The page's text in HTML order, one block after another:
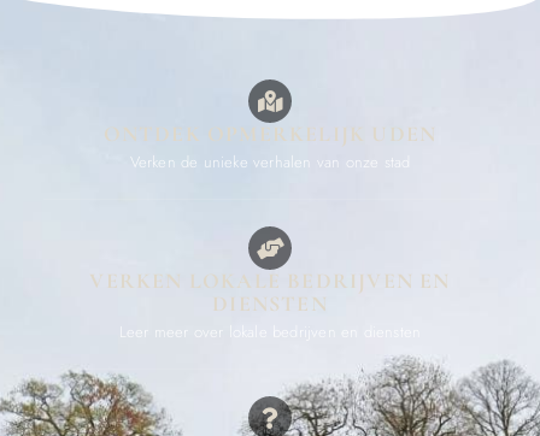
ONTDEK OPMERKELIJK UDEN
Verken de unieke verhalen van onze stad
VERKEN LOKALE BEDRIJVEN EN
DIENSTEN
Leer meer over lokale bedrijven en diensten